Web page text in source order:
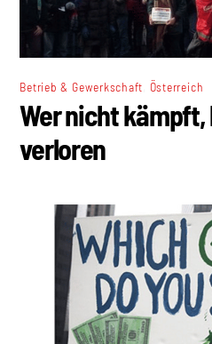
Betrieb & Gewerkschaft Österreich
Wer nicht
verloren